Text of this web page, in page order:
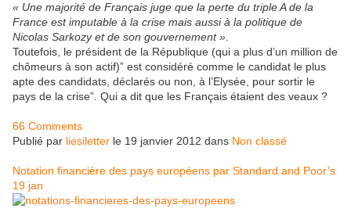
« Une majorité de Français juge que la perte du triple A de la
France est imputable à la crise mais aussi à la politique de
Nicolas Sarkozy et de son gouvernement ».
Toutefois, le président de la République (qui a plus d’un million de
chômeurs à son actif)” est considéré comme le candidat le plus
apte des candidats, déclarés ou non, à l’Elysée, pour sortir le
pays de la crise”. Qui a dit que les Français étaient des veaux ?
66 Comments
Publié par liesiletter le 19 janvier 2012 dans Non classé
Notation financière des pays européens par Standard and Poor’s
19 jan